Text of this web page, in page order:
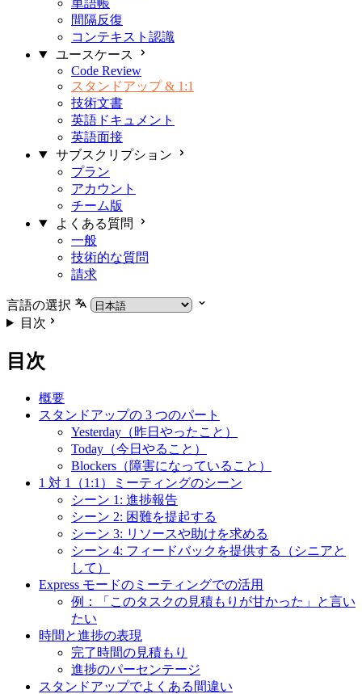
単語帳
間隔反復
コンテキスト認識
ユースケース
Code Review
スタンドアップ & 1:1
技術文書
英語ドキュメント
英語面接
サブスクリプション
プラン
アカウント
チーム版
よくある質問
一般
技術的な質問
請求
言語の選択
目次
目次
概要
スタンドアップの 3 つのパート
Yesterday（昨日やったこと）
Today（今日やること）
Blockers（障害になっていること）
1 対 1（1:1）ミーティングのシーン
シーン 1: 進捗報告
シーン 2: 困難を提起する
シーン 3: リソースや助けを求める
シーン 4: フィードバックを提供する（シニアと
して）
Express モードのミーティングでの活用
例：「このタスクの見積もりが甘かった」と言い
たい
時間と進捗の表現
完了時間の見積もり
進捗のパーセンテージ
スタンドアップでよくある間違い